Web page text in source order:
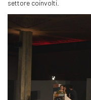
settore coinvolti.